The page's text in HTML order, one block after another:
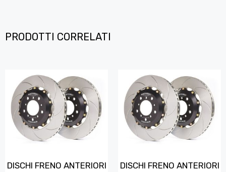
PRODOTTI CORRELATI
DISCHI FRENO ANTERIORI
DISCHI FRENO ANTERIORI